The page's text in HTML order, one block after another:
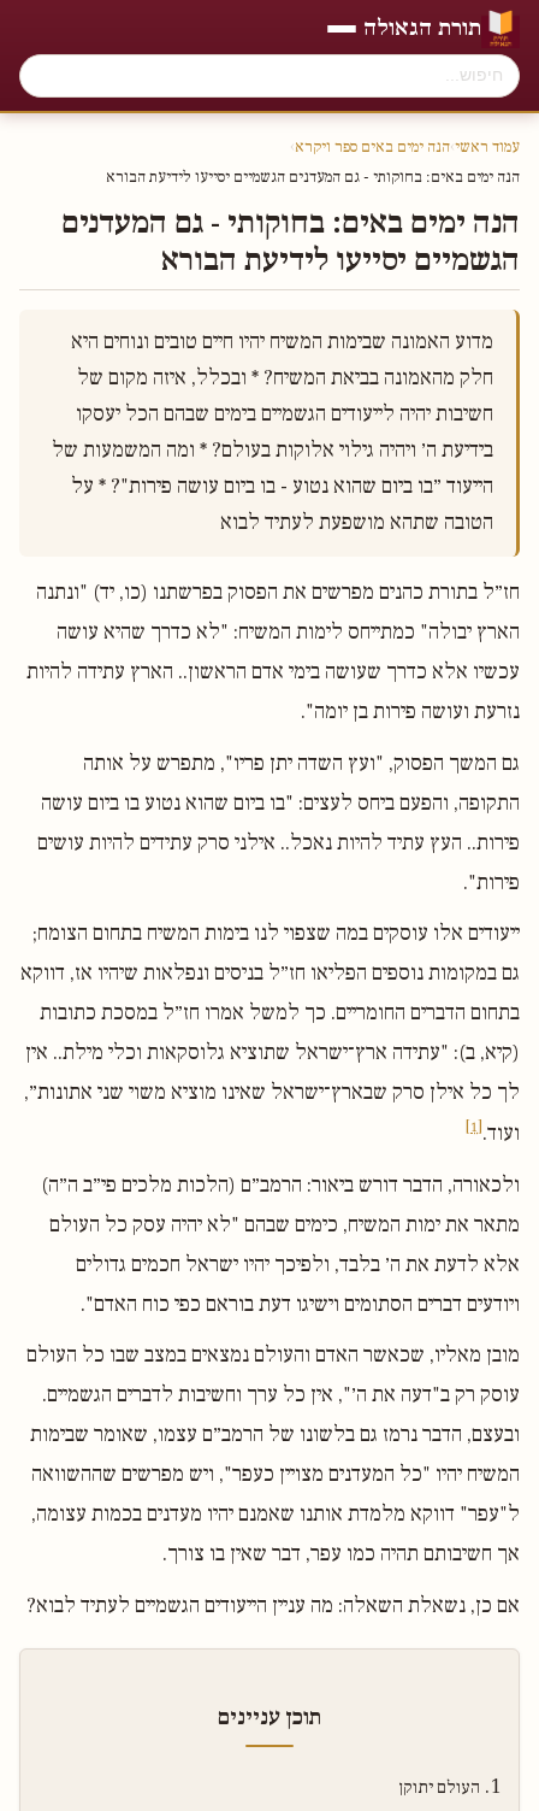
תורת הגאולה
עמוד ראשי›הנה ימים באים ספר ויקרא›
הנה ימים באים׃ בחוקותי - גם המעדנים הגשמיים יסייעו לידיעת הבורא
הנה ימים באים׃ בחוקותי - גם המעדנים
הגשמיים יסייעו לידיעת הבורא
הטובה שתהא מושפעת לעתיד לבוא
חז״ל בתורת כהנים מפרשים את הפסוק בפרשתנו (כו, יד) "ונתנה
הארץ יבולה" כמתייחס לימות המשיח: "לא כדרך שהיא עושה
עכשיו אלא כדרך שעושה בימי אדם הראשון.. הארץ עתידה להיות
נזרעת ועושה פירות בן יומה".
גם המשך הפסוק, "ועץ השדה יתן פריו", מתפרש על אותה
התקופה, והפעם ביחס לעצים: "בו ביום שהוא נטוע בו ביום עושה
פירות.. העץ עתיד להיות נאכל.. אילני סרק עתידים להיות עושים
פירות".
ייעודים אלו עוסקים במה שצפוי לנו בימות המשיח בתחום הצומח;
גם במקומות נוספים הפליאו חז״ל בניסים ונפלאות שיהיו אז, דווקא
בתחום הדברים החומריים. כך למשל אמרו חז״ל במסכת כתובות
(קיא, ב): "עתידה ארץ־ישראל שתוציא גלוסקאות וכלי מילת.. אין
לך כל אילן סרק שבארץ־ישראל שאינו מוציא משוי שני אתונות״,
ועוד.[1]
ולכאורה, הדבר דורש ביאור: הרמב״ם (הלכות מלכים פי״ב ה״ה)
מתאר את ימות המשיח, כימים שבהם "לא יהיה עסק כל העולם
אלא לדעת את ה׳ בלבד, ולפיכך יהיו ישראל חכמים גדולים
ויודעים דברים הסתומים וישיגו דעת בוראם כפי כוח האדם".
מובן מאליו, שכאשר האדם והעולם נמצאים במצב שבו כל העולם
עוסק רק ב"דעה את ה׳", אין כל ערך וחשיבות לדברים הגשמיים.
ובעצם, הדבר נרמז גם בלשונו של הרמב״ם עצמו, שאומר שבימות
המשיח יהיו "כל המעדנים מצויין כעפר", ויש מפרשים שההשוואה
ל"עפר" דווקא מלמדת אותנו שאמנם יהיו מעדנים בכמות עצומה,
אך חשיבותם תהיה כמו עפר, דבר שאין בו צורך.
אם כן, נשאלת השאלה: מה עניין הייעודים הגשמיים לעתיד לבוא?
תוכן עניינים
העולם יתוקן